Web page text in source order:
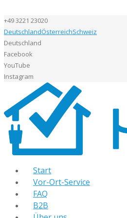
+49 3221 23020
DeutschlandÖsterreichSchweiz
Deutschland
Facebook
YouTube
Instagram
Start
Vor-Ort-Service
FAQ
B2B